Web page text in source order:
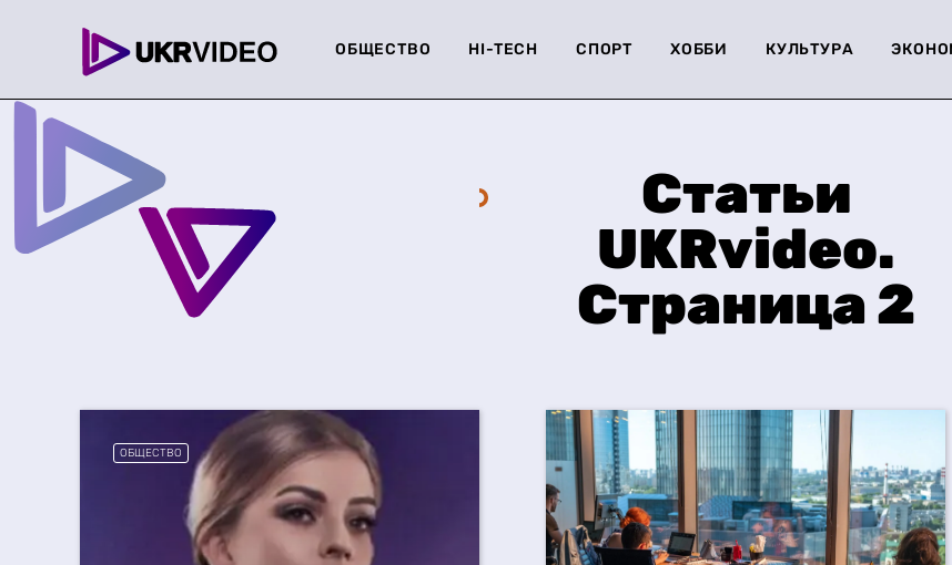
ОБЩЕСТВО HI-TECH СПОРТ ХОББИ КУЛЬТУРА
Статьи
UKRvideo.
Страница 2
ОБЩЕСТВО